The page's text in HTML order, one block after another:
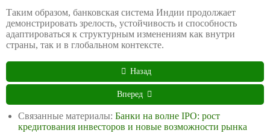
Таким образом, банковская система Индии продолжает
демонстрировать зрелость, устойчивость и способность
адаптироваться к структурным изменениям как внутри
страны, так и в глобальном контексте.
Назад
Вперед
Связанные материалы: Банки на волне IPO: рост
кредитования инвесторов и новые возможности рынка